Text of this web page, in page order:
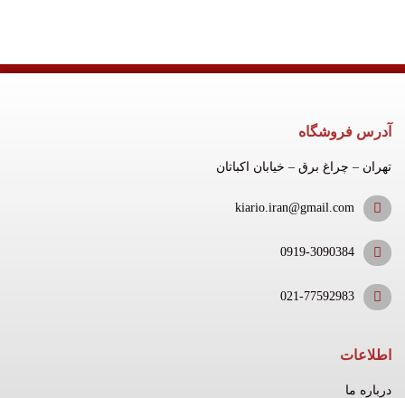
آدرس فروشگاه
تهران – چراغ برق – خیابان اکباتان
kiario.iran@gmail.com
0919-3090384
021-77592983
اطلاعات
درباره ما